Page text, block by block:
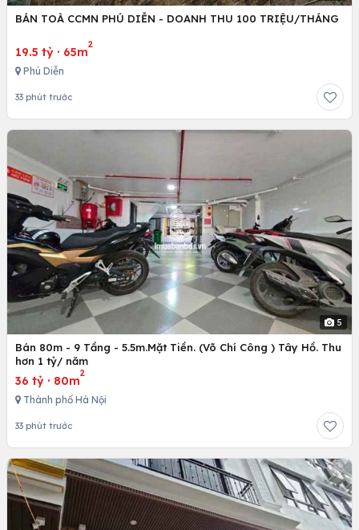
BÁN TOÀ CCMN PHÚ DIỄN - DOANH THU 100 TRIỆU/THÁNG
19.5 tỷ · 65m
2
Phú Diễn
33 phút trước
5
Bán 80m - 9 Tầng - 5.5m.Mặt Tiền. (Võ Chí Công ) Tây Hồ. Thu
hơn 1 tỷ/ năm
36 tỷ · 80m
2
Thành phố Hà Nội
33 phút trước